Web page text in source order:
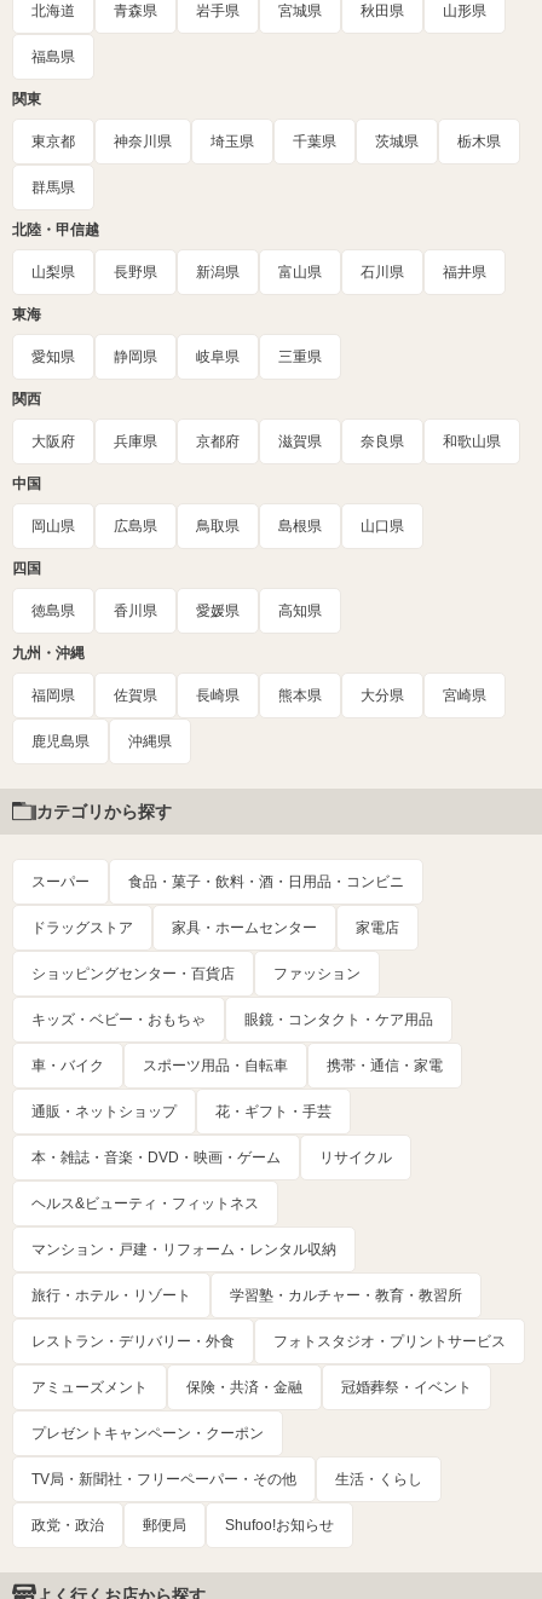
北海道 青森県 岩手県 宮城県 秋田県 山形県
福島県
関東
東京都 神奈川県 埼玉県 千葉県 茨城県 栃木県
群馬県
北陸・甲信越
山梨県 長野県 新潟県 富山県 石川県 福井県
東海
愛知県 静岡県 岐阜県 三重県
関西
大阪府 兵庫県 京都府 滋賀県 奈良県 和歌山県
中国
岡山県 広島県 鳥取県 島根県 山口県
四国
徳島県 香川県 愛媛県 高知県
九州・沖縄
福岡県 佐賀県 長崎県 熊本県 大分県 宮崎県
鹿児島県 沖縄県
カテゴリから探す
スーパー 食品・菓子・飲料・酒・日用品・コンビニ
ドラッグストア 家具・ホームセンター 家電店
ショッピングセンター・百貨店 ファッション
キッズ・ベビー・おもちゃ 眼鏡・コンタクト・ケア用品
車・バイク スポーツ用品・自転車 携帯・通信・家電
通販・ネットショップ 花・ギフト・手芸
本・雑誌・音楽・DVD・映画・ゲーム リサイクル
ヘルス&ビューティ・フィットネス
マンション・戸建・リフォーム・レンタル収納
旅行・ホテル・リゾート 学習塾・カルチャー・教育・教習所
レストラン・デリバリー・外食 フォトスタジオ・プリントサービス
アミューズメント 保険・共済・金融 冠婚葬祭・イベント
プレゼントキャンペーン・クーポン
TV局・新聞社・フリーペーパー・その他 生活・くらし
政党・政治 郵便局 Shufoo!お知らせ